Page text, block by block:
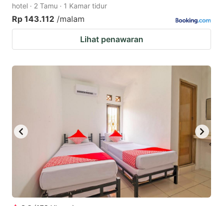
hotel · 2 Tamu · 1 Kamar tidur
Rp 143.112 /malam
Lihat penawaran